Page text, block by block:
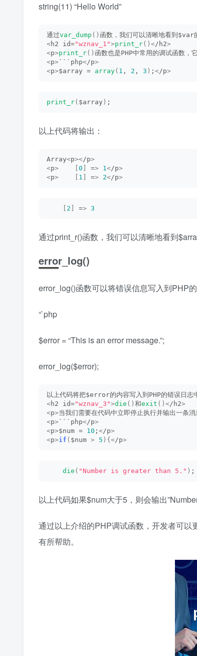
string(11) “Hello World”
通过var_dump () 函数，我们可以清晰地看到$var
<h2 id="wznav_1">print_r()</h2>
<p>print_r() 函数也是PHP中常用的调试函数，
<p> ```php</p>
<p>$array = array( 1 , 2 , 3 ) ; </p>
print_r( $array ) ;
以上代码将输出：
Array<p></p>
<p> 0 => 1</p>
<p> 1 => 2</p>
2 => 3
通过print_r()函数，我们可以清晰地看到
error_log()
error_log()函数可以将错误信息写入到PHP
“`php
$error = “This is an error message.”;
error_log($error);
以上代码将把$error的内容写入到PHP的错误日志
<h2 id="wznav_3">die () 和exit ()</h2>
<p>当我们需要在代码中立即停止执行并输出一条
<p> ```php</p>
<p>$num = 10 ; </p>
<p>if ( $num > 5 ){</p>
die ( "Number is greater than 5." ) ;
以上代码如果$num大于5，则会输出
通过以上介绍的PHP调试函数，开发者可
有所帮助。